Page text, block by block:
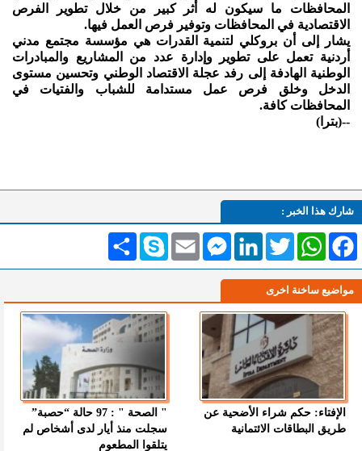
المحافظات ما سيكون له أثر كبير من خلال تطوير الفرص
الاقتصادية في المحافظات وتوفير فرص العمل فيها.
يشار إلى أن بروكلي لتنمية القدرات هي مؤسسة مجتمع مدني
أردنية تعمل على تطوير وإدارة عدد من المشاريع والمبادرات
الوطنية الهادفة إلى رفد عجلة الاقتصاد الوطني وتحسين مستوى
الدخل وخلق فرص عمل مستدامة للشباب والفتيات في
المحافظات كافة.
--(بترا)
شارك هذا الخبر :
انشر Skype Email
MessengerLinkedInTwitterWhatsAppFacebook
مواضيع ساخنة اخرى
الإفتاء: حكم شراء الأضحية عن
طريق البطاقات الائتمانية
" الصحة " : 97 حالة “حصبة”
سجلت منذ أيار لدى أشخاص لم
يتلقوا المطعوم